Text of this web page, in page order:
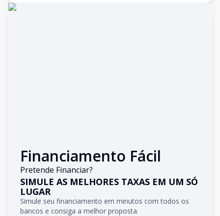
Financiamento Fácil
Pretende Financiar?
SIMULE AS MELHORES TAXAS EM UM SÓ
LUGAR
Simule seu financiamento em minutos com todos os
bancos e consiga a melhor proposta.